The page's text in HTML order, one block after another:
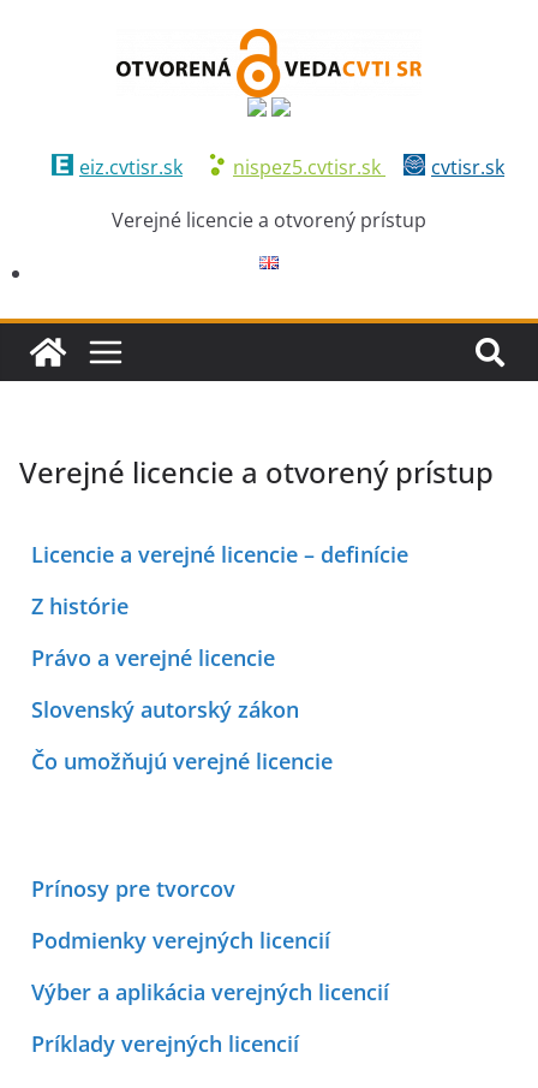
eiz.cvtisr.sk nispez5.cvtisr.sk
cvtisr.sk
Verejné licencie a otvorený prístup
Verejné licencie a otvorený prístup
Licencie a verejné licencie – definície
Z histórie
Právo a verejné licencie
Slovenský autorský zákon
Čo umožňujú verejné licencie
Prínosy pre tvorcov
Podmienky verejných licencií
Výber a aplikácia verejných licencií
Príklady verejných licencií